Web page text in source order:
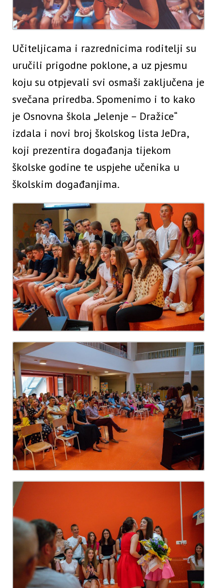
Učiteljicama i razrednicima roditelji su
uručili prigodne poklone, a uz pjesmu
koju su otpjevali svi osmaši zaključena je
svečana priredba. Spomenimo i to kako
je Osnovna škola „Jelenje – Dražice“
izdala i novi broj školskog lista JeDra,
koji prezentira događanja tijekom
školske godine te uspjehe učenika u
školskim događanjima.